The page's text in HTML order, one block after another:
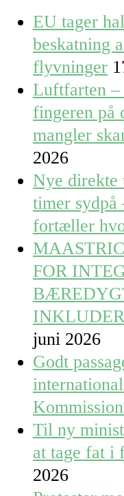
EU tager
beskatning
flyvninger
Luftfarten
fingeren på
mangler
2026
Nye direkte
timer
fortæller
FOR
juni 2026
Godt
Til ny
at tage fat i
2026